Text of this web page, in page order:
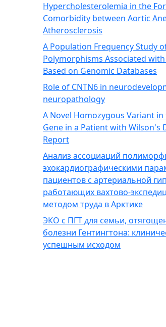
Hypercholesterolemia in the
Comorbidity between Aortic
Atherosclerosis
A Population Frequency Study
Polymorphisms Associated
Based on Genomic Databases
Role of CNTN6 in
neuropathology
A Novel Homozygous Variant in
Gene in a Patient with Wilson's
Report
Анализ ассоциаций
эхокардиографическими
пациентов с артериальной
работающих вахтово-
методом труда в Арктике
ЭКО с ПГТ для семьи,
болезни Гентингтона:
успешным исходом